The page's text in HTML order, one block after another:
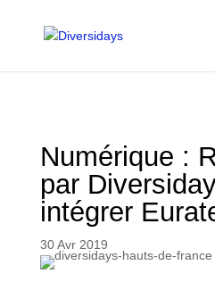
principal
Numérique :
par
intégrer
30 Avr 2019